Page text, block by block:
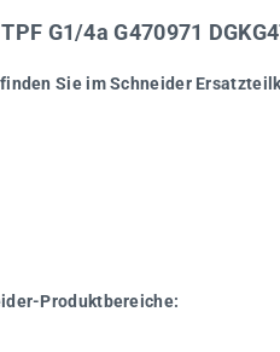
G1/4a G470971
Sie im Schneider
Produktbereiche: